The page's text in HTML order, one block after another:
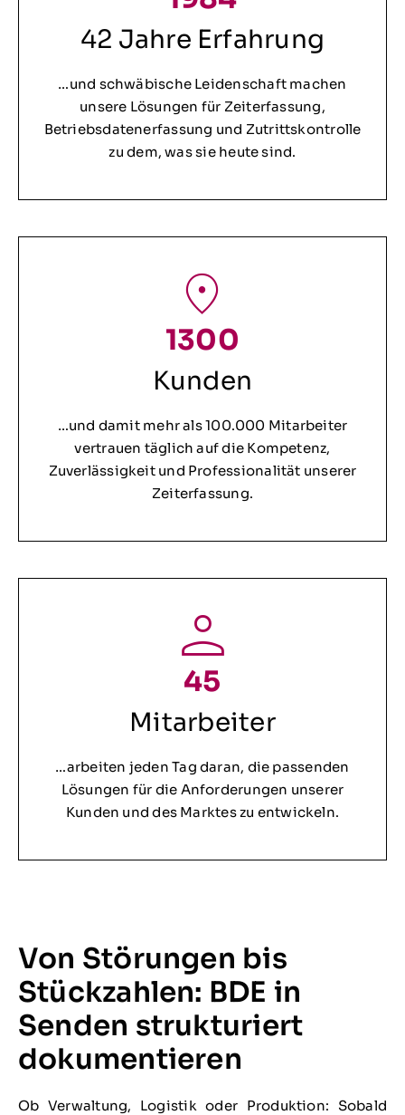
42 Jahre Erfahrung
…und schwäbische Leidenschaft machen
unsere Lösungen für Zeiterfassung,
Betriebsdatenerfassung und Zutrittskontrolle
zu dem, was sie heute sind.
1300
Kunden
…und damit mehr als 100.000 Mitarbeiter
vertrauen täglich auf die Kompetenz,
Zuverlässigkeit und Professionalität unserer
Zeiterfassung.
45
Mitarbeiter
…arbeiten jeden Tag daran, die passenden
Lösungen für die Anforderungen unserer
Kunden und des Marktes zu entwickeln.
Von Störungen bis
Stückzahlen: BDE in
Senden strukturiert
dokumentieren
Ob Verwaltung, Logistik oder Produktion: Sobald